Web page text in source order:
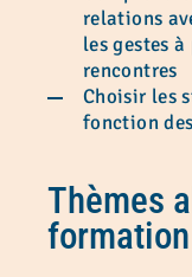
relations
les gestes
rencontres
Choisir les
fonction
Thèmes
formation